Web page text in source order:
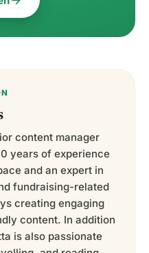
content manager
years of experience
and an expert in
fundraising-related
creating engaging
content. In addition
is also passionate